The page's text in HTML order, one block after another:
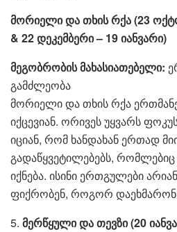
მორიელი და თხის რქა (23
& 22 დეკემბერი – 19 იანვარი)
მეგობრობის მახასიათებელი:
გამძლეობა
მორიელი და თხის რქა
იქცევიან. ორივეს უყვარს
იციან, რომ ხანდახან ერთად
გადაწყვეტილებებს,
იქნება. ისინი ერთგულები
ფიქრობენ, როგორ დაეხმარონ
5. მერწყული და თევზი (20